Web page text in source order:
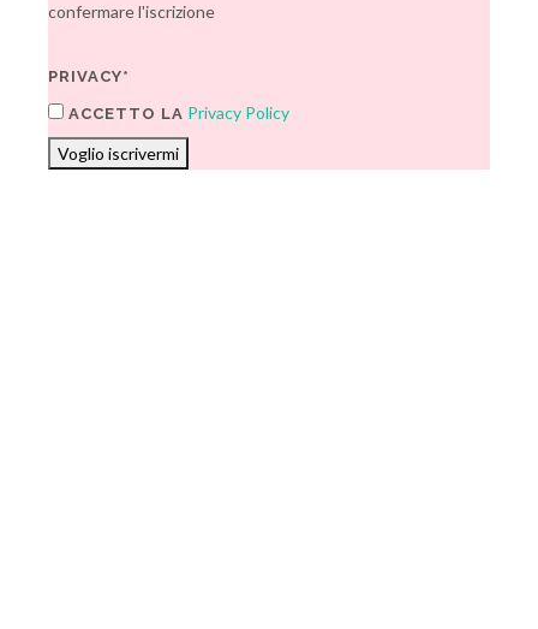
confermare l'iscrizione
PRIVACY*
ACCETTO LA Privacy Policy
Voglio iscrivermi